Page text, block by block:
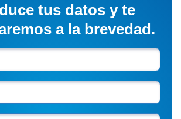
tus datos y te
a la brevedad.